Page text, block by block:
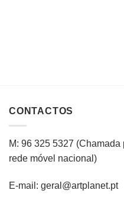
CONTACTOS
M: 96 325 5327 (Chamada
rede móvel nacional )
E-mail: geral@artplanet.pt